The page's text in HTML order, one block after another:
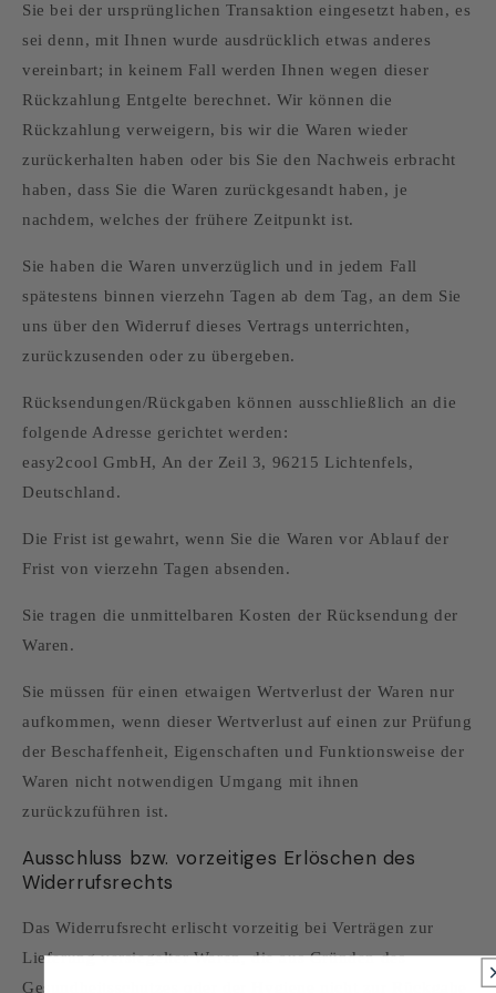
Sie bei der ursprünglichen Transaktion eingesetzt haben, es
sei denn, mit Ihnen wurde ausdrücklich etwas anderes
vereinbart; in keinem Fall werden Ihnen wegen dieser
Rückzahlung Entgelte berechnet. Wir können die
Rückzahlung verweigern, bis wir die Waren wieder
zurückerhalten haben oder bis Sie den Nachweis erbracht
haben, dass Sie die Waren zurückgesandt haben, je
nachdem, welches der frühere Zeitpunkt ist.
Sie haben die Waren unverzüglich und in jedem Fall
spätestens binnen vierzehn Tagen ab dem Tag, an dem Sie
uns über den Widerruf dieses Vertrags unterrichten,
zurückzusenden oder zu übergeben.
Rücksendungen/Rückgaben können ausschließlich an die
folgende Adresse gerichtet werden:
easy2cool GmbH, An der Zeil 3, 96215 Lichtenfels,
Deutschland.
Die Frist ist gewahrt, wenn Sie die Waren vor Ablauf der
Frist von vierzehn Tagen absenden.
Sie tragen die unmittelbaren Kosten der Rücksendung der
Waren.
Sie müssen für einen etwaigen Wertverlust der Waren nur
aufkommen, wenn dieser Wertverlust auf einen zur Prüfung
der Beschaffenheit, Eigenschaften und Funktionsweise der
Waren nicht notwendigen Umgang mit ihnen
zurückzuführen ist.
Ausschluss bzw. vorzeitiges Erlöschen des
Widerrufsrechts
Das Widerrufsrecht erlischt vorzeitig bei Verträgen zur
Lieferung versiegelter Waren, die aus Gründen des
Gesundheitsschutzes oder der Hygiene nicht zur Rückgabe